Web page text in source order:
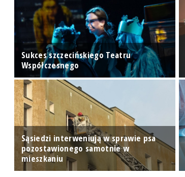
Sukces szczecińskiego Teatru
Współczesnego
Sąsiedzi interweniują w sprawie psa
pozostawionego samotnie w
mieszkaniu